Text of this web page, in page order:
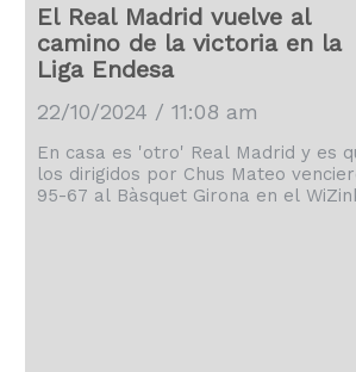
El Real Madrid vuelve al
camino de la victoria en la
Liga Endesa
22/10/2024 / 11:08 am
En casa es 'otro' Real Madrid y es
los dirigidos por Chus Mateo
95-67 al Bàsquet Girona en el